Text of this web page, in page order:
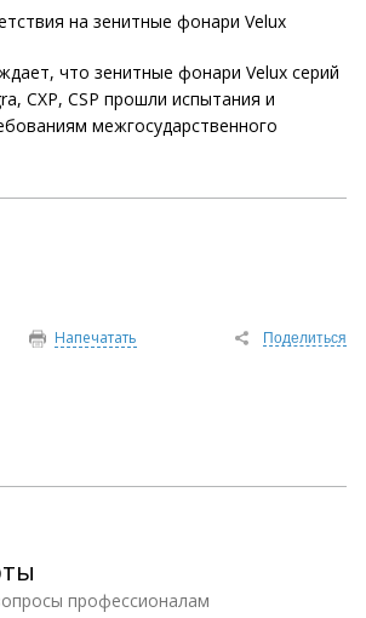
на зенитные фонари Velux
что зенитные фонари Velux серий
CXP, CSP прошли испытания и
межгосударственного
Поделиться
Напечатать
профессионалам